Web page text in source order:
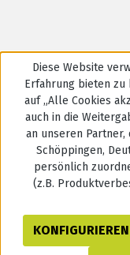
Diese Website
Erfahrung bieten zu
auf „Alle Cookies
auch in die
an unseren Partner,
Schöppingen,
persönlich
(z.B.
KONFIGURIEREN